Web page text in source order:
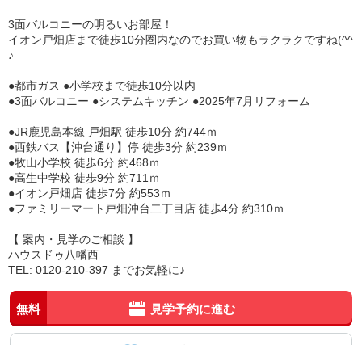
3面バルコニーの明るいお部屋！
イオン戸畑店まで徒歩10分圏内なのでお買い物もラクラクですね(^^
♪
●都市ガス ●小学校まで徒歩10分以内
●3面バルコニー ●システムキッチン ●2025年7月リフォーム
●JR鹿児島本線 戸畑駅 徒歩10分 約744ｍ
●西鉄バス【沖台通り】停 徒歩3分 約239ｍ
●牧山小学校 徒歩6分 約468ｍ
●高生中学校 徒歩9分 約711ｍ
●イオン戸畑店 徒歩7分 約553ｍ
●ファミリーマート戸畑沖台二丁目店 徒歩4分 約310ｍ
【 案内・見学のご相談 】
ハウスドゥ八幡西
TEL: 0120-210-397 までお気軽に♪
無料 見学予約に進む